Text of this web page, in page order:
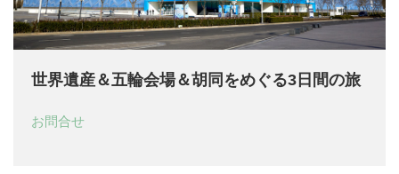
世界遺産＆五輪会場＆胡同をめぐる3日間の旅
お問合せ